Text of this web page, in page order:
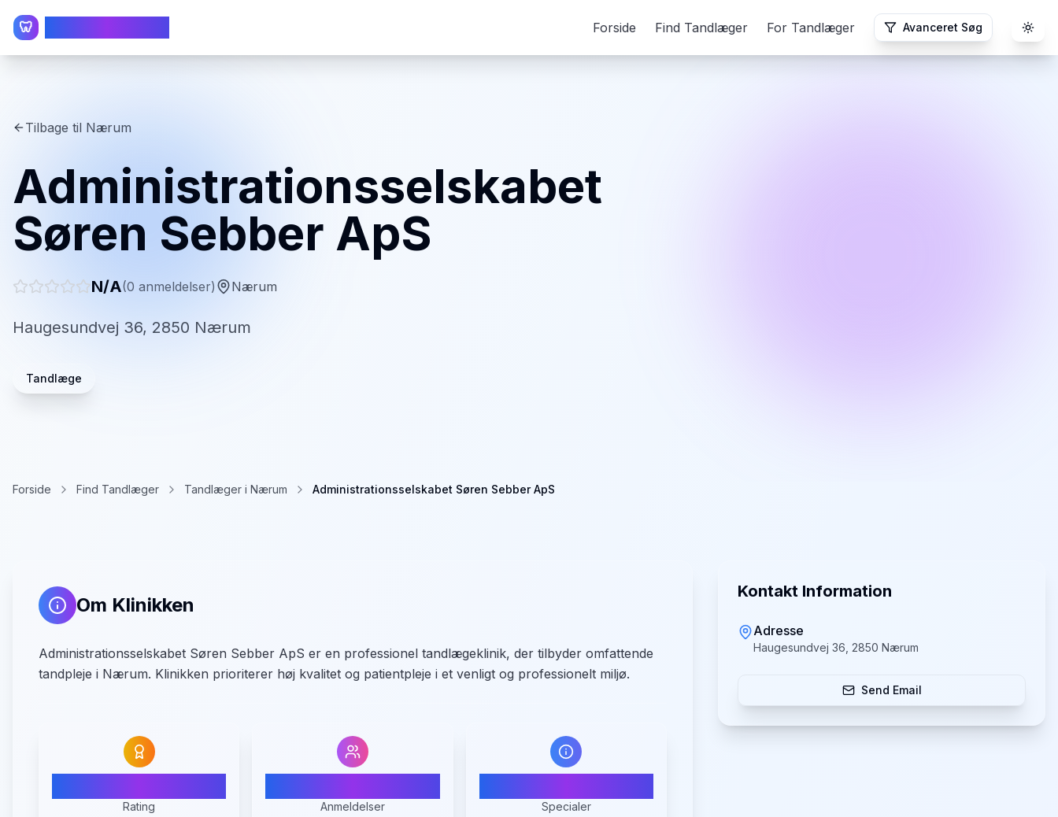
🦷 Forside Find Tandlæger For Tandlæger Avanceret Søg
Tilbage til Nærum
Administrationsselskabet
Søren Sebber ApS
N/A(0 anmeldelser) Nærum
Haugesundvej 36, 2850 Nærum
Tandlæge
Forside Find Tandlæger Tandlæger i Nærum Administrationsselskabet Søren Sebber ApS
Om Klinikken
Administrationsselskabet Søren Sebber ApS er en professionel tandlægeklinik, der tilbyder omfattende
tandpleje i Nærum. Klinikken prioriterer høj kvalitet og patientpleje i et venligt og professionelt miljø.
Rating Anmeldelser Specialer
Kontakt Information
Adresse
Haugesundvej 36, 2850 Nærum
Send Email